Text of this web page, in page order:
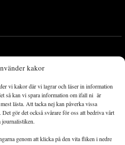
kakor
vi kakor där vi lagrar och läser in information
så kan vi spara information om ifall ni är
lästa. Att tacka nej kan påverka vissa
gör det också svårare för oss att bedriva vårt
journalistiken.
genom att klicka på den vita fliken i nedre
med bred bevakning av
och globalt och med fokus på
till ett hållbart samhälle går
för alla människor, minskade
samt utrymme för allt levande att